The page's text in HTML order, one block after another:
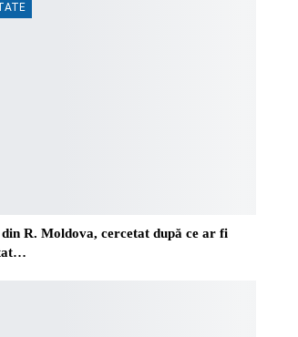
R. Moldova, cercetat după ce ar fi